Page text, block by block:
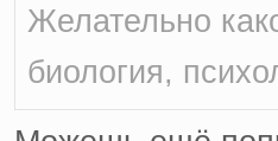
Желательно
биология,